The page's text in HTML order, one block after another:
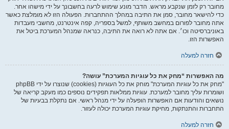
מחובר רק לזמן שנקבע מראש. הדבר מונע שימוש לרעה בחשבונך על ידי מישהו אחר.
כדי להישאר מחובר, סמן את התיבה במהלך ההתחברות. הפעולה הזו לא מומלצת כאשר
אתה מחובר לפורום במחשב משותף, למשל בספריה, קפה אינטרנט, מחשבי מעבדות
באוניברסיטה וכו׳. אם אתה לא רואה את התיבה, כנראה שמנהל המערכת ביטל את
האפשרות הזו.
חזרה למעלה
מה האפשרות “מחק את כל עוגיות המערכת” עושה?
"מחק את כל עוגיות המערכת" מוחק את כל העוגיות (cookies) שנוצרו על ידי phpBB
ושומרות עליך מחובר למערכת. עוגיות ממלאות תפקידים נוספים כמו מעקב קריאה של
נושאים והודעות אם האפשרות הופעלה על ידי מנהל ראשי. אם נתקלת בבעיות של
התחברות והתנתקות, מחיקת עוגיות המערכת יכולה לעזור.
חזרה למעלה